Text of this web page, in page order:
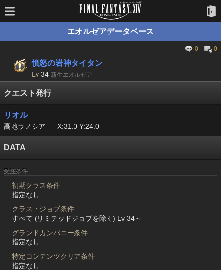
エオルゼアデータベース
0 0
憤怒の岩神タイタン
Lv 34 新生エオルゼア
クエスト発行
リオル
高地ラノシア X:31.0 Y:24.0
DATA
受注条件
初期クラス条件
指定なし
クラス・ジョブ条件
すべて (リミテッドジョブを除く) Lv 34～
グランドカンパニー条件
指定なし
特定コンテンツクリア条件
指定なし